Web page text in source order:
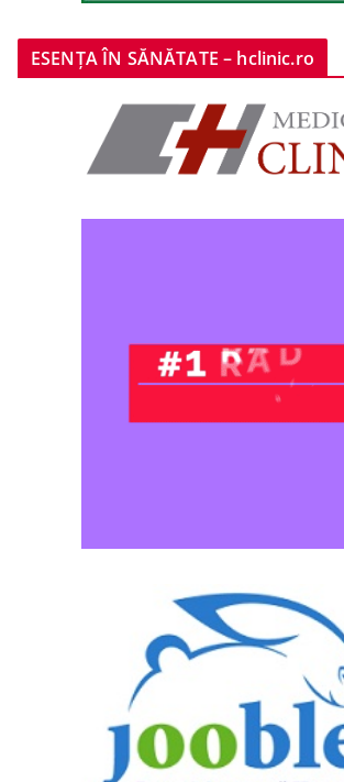
ESENȚA ÎN SĂNĂTATE – hclinic.ro